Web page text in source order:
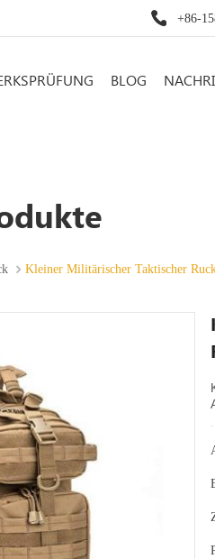
+86-
BLOG
Kleiner Militärischer Taktischer